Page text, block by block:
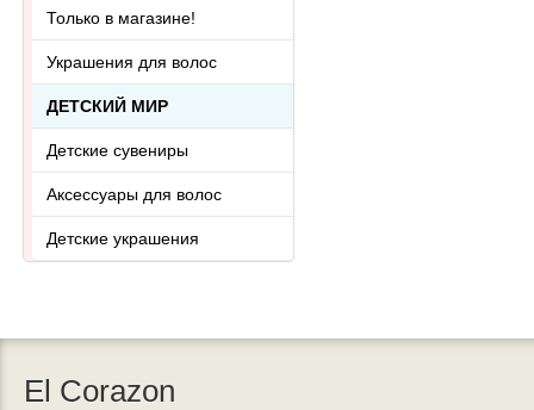
Только в магазине!
Украшения для волос
ДЕТСКИЙ МИР
Детские сувениры
Аксессуары для волос
Детские украшения
El Corazon